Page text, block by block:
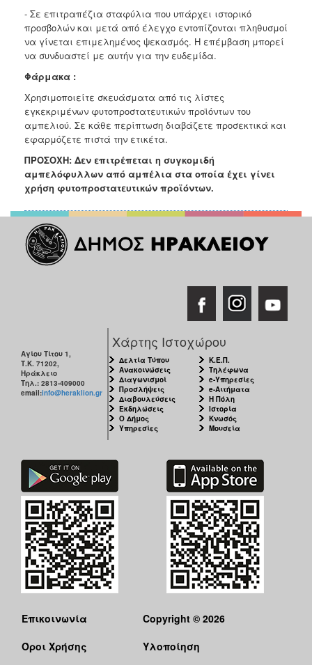
- Σε επιτραπέζια σταφύλια που υπάρχει ιστορικό
προσβολών και μετά από έλεγχο εντοπίζονται πληθυσμοί
να γίνεται επιμελημένος ψεκασμός. Η επέμβαση μπορεί
να συνδυαστεί με αυτήν για την ευδεμίδα.
Φάρμακα :
Χρησιμοποιείτε σκευάσματα από τις λίστες
εγκεκριμένων φυτοπροστατευτικών προϊόντων του
αμπελιού. Σε κάθε περίπτωση διαβάζετε προσεκτικά και
εφαρμόζετε πιστά την ετικέτα.
ΠΡΟΣΟΧΗ: Δεν επιτρέπεται η συγκομιδή
αμπελόφυλλων από αμπέλια στα οποία έχει γίνει
χρήση φυτοπροστατευτικών προϊόντων.
Αγίου Τίτου 1,
Τ.Κ. 71202,
Ηράκλειο
Τηλ.: 2813-409000
email:info@heraklion.gr
Χάρτης Ιστοχώρου
Δελτία Τύπου
Ανακοινώσεις
Διαγωνισμοί
Προσλήψεις
Διαβουλεύσεις
Εκδηλώσεις
Ο Δήμος
Υπηρεσίες
Κ.Ε.Π.
Τηλέφωνα
e-Υπηρεσίες
e-Αιτήματα
Η Πόλη
Ιστορία
Κνωσός
Μουσεία
Επικοινωνία
Όροι Χρήσης
Copyright © 2026
Υλοποίηση